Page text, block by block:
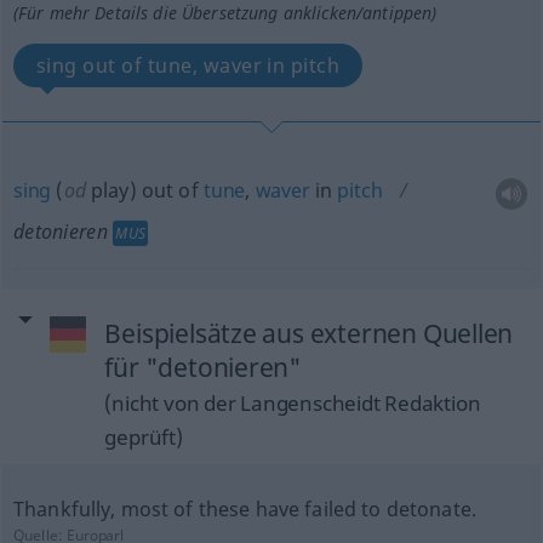
(Für mehr Details die Übersetzung anklicken/antippen)
sing out of tune, waver in pitch
sing (odplay) out oftune, waver in pitch
detonieren MUS
Beispielsätze aus externen Quellen
für "detonieren"
(nicht von der Langenscheidt Redaktion
geprüft)
Thankfully, most of these have failed to detonate.
Quelle: Europarl